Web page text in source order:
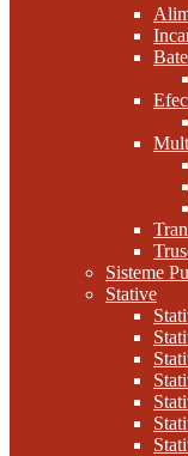
Sisteme
Stative